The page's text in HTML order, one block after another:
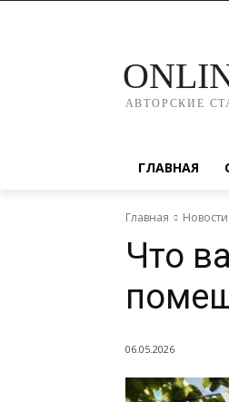
АВТОРСКИЕ
ГЛАВНАЯ
Главная Новости
Что
06.05.2026